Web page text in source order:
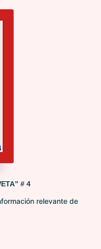
# 4
relevante de